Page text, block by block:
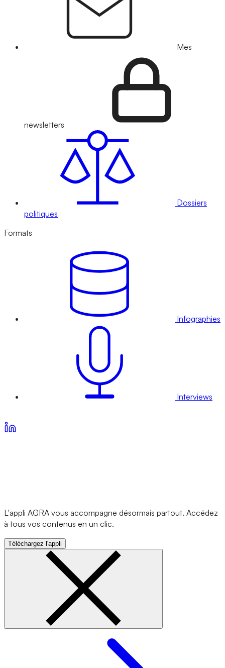
Mes
newsletters
Dossiers
politiques
Formats
Infographies
Interviews
L'appli AGRA vous accompagne désormais partout. Accédez
à tous vos contenus en un clic.
Téléchargez l'appli